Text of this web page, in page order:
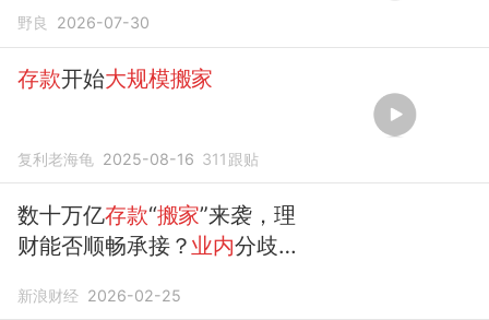
野良 2026-07-30
存款开始大规模搬家
复利老海龟 2025-08-16 311 跟贴
数十万亿存款“搬家”来袭，理
财能否顺畅承接？ 业内分歧犹
新浪财经 2026-02-25